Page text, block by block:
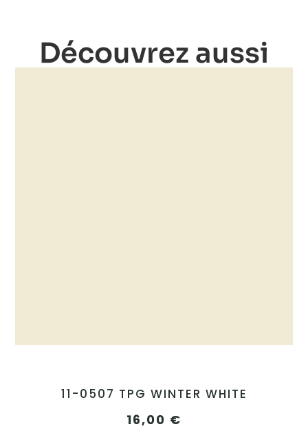
Découvrez aussi
11-0507 TPG WINTER WHITE
16,00 €